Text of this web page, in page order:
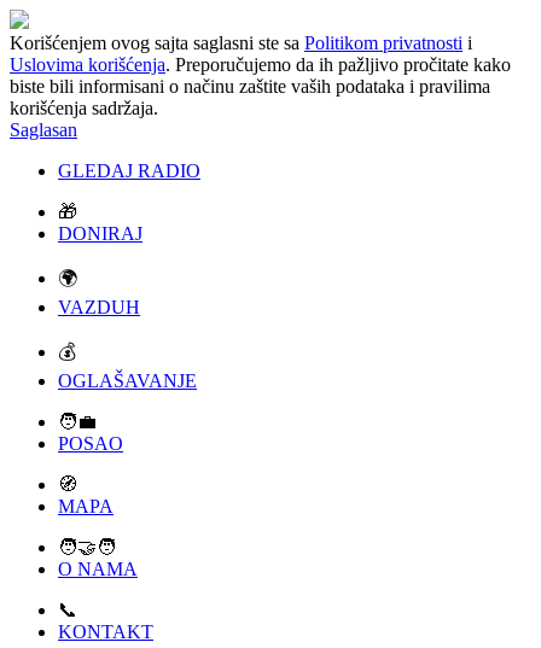
Korišćenjem ovog sajta saglasni ste sa Politikom privatnosti i
Uslovima korišćenja. Preporučujemo da ih pažljivo pročitate kako
biste bili informisani o načinu zaštite vaših podataka i pravilima
korišćenja sadržaja.
Saglasan
GLEDAJ RADIO
🎁
DONIRAJ
🌍
VAZDUH
💰
OGLAŠAVANJE
🧑‍💼
POSAO
🧭
MAPA
🧑‍🤝‍🧑
O NAMA
📞
KONTAKT